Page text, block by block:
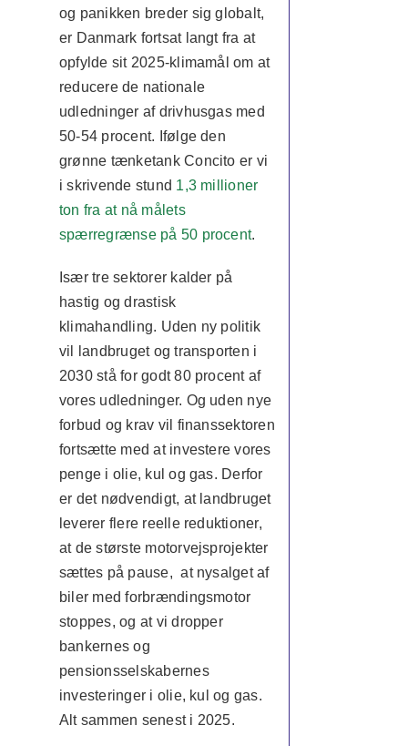
og panikken breder sig globalt,
er Danmark fortsat langt fra at
opfylde sit 2025-klimamål om at
reducere de nationale
udledninger af drivhusgas med
50-54 procent. Ifølge den
grønne tænketank Concito er vi
i skrivende stund 1,3 millioner
ton fra at nå målets
spærregrænse på 50 procent.
Især tre sektorer kalder på
hastig og drastisk
klimahandling. Uden ny politik
vil landbruget og transporten i
2030 stå for godt 80 procent af
vores udledninger. Og uden nye
forbud og krav vil finanssektoren
fortsætte med at investere vores
penge i olie, kul og gas. Derfor
er det nødvendigt, at landbruget
leverer flere reelle reduktioner,
at de største motorvejsprojekter
sættes på pause, at nysalget af
biler med forbrændingsmotor
stoppes, og at vi dropper
bankernes og
pensionsselskabernes
investeringer i olie, kul og gas.
Alt sammen senest i 2025.